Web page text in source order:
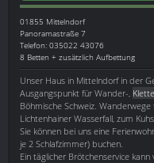
01855 Mittelndorf
Panoramastraße 7
Telefon: 035022 43076
8 Betten + zusätzlich Aufbettung
Unser Haus in Mittelndorf in der
Ausgangspunkt für Wander-,
Böhmische Schweiz.
Lichtenhainer Wasserfall, zum
Sie können bei uns eine
je 2 Schlafzimmer) buchen.
Ein täglicher Brötchenservice